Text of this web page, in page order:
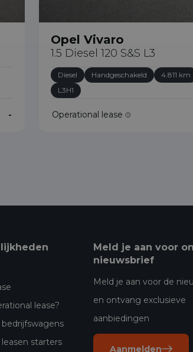
-
Opel Vivaro
1.5 Diesel 120 S&S L3
Diesel Handgeschakeld 4.811 km
L3H1
Operational lease
lease?
bedrijfswagens
starters
Meld je aan voor
nieuwsbrief
Meld je aan voor de
en ontvang exclusieve
aanbiedingen
Aanmelden